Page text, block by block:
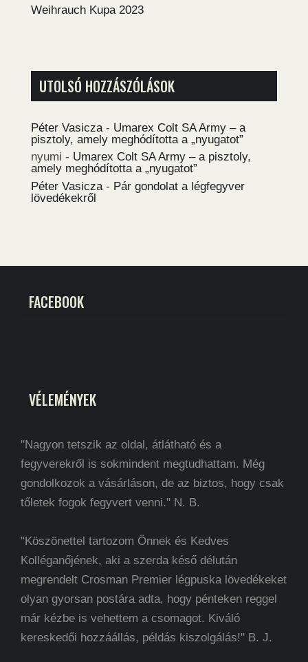
Weihrauch Kupa 2023
UTOLSÓ HOZZÁSZÓLÁSOK
Péter Vasicza - Umarex Colt SA Army – a
pisztoly, amely meghódította a „nyugatot”
nyumi - Umarex Colt SA Army – a pisztoly,
amely meghódította a „nyugatot”
Péter Vasicza - Pár gondolat a légfegyver
lövedékekről
FACEBOOK
VÉLEMÉNYEK
"Nagyon tetszik az oldal, átlátható és a
fegyverekről is sokmindent megtudhattam. Még
gondolkozok a vásárláson, de az biztos, hogy csak
tőletek fogok fegyvert venni." N. B.
"Köszönettel tartozom Önnek és Kedves
Kolléganőjének, aki a szerda késő délután
megrendelt Crosman Premier légpuska lövedékeket
olyan gyorsan postára adta, hogy pénteken reggel
már kézbe is vehettem a csomagot. Kiváló
kereskedői hozzáállás, példás kiszolgálás!" B. J.